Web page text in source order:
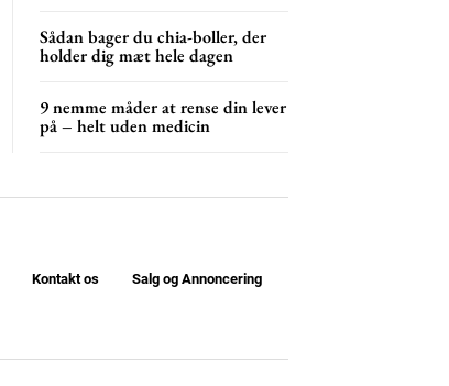
Sådan bager du chia-boller, der
holder dig mæt hele dagen
9 nemme måder at rense din lever
på – helt uden medicin
Kontakt os Salg og Annoncering